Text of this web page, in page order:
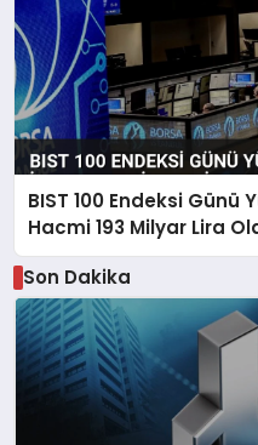
BIST 100 Endeksi Günü
Hacmi 193 Milyar Lira
Son Dakika